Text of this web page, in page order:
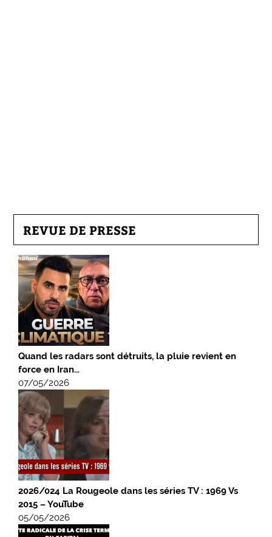
REVUE DE PRESSE
Quand les radars sont détruits, la pluie revient en
force en Iran…
07/05/2026
2026/024 La Rougeole dans les séries TV : 1969 Vs
2015 – YouTube
05/05/2026